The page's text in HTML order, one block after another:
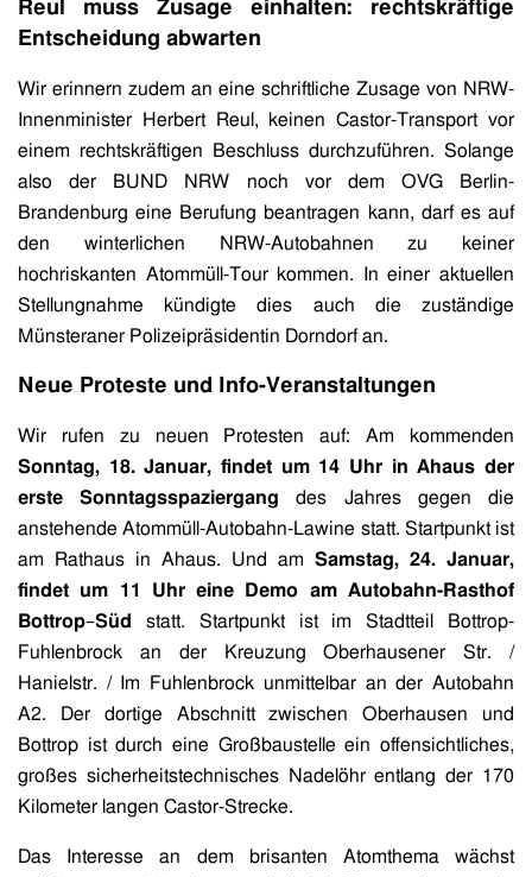
Reul muss Zusage einhalten: rechtskräftige
Entscheidung abwarten
Wir erinnern zudem an eine schriftliche Zusage von NRW-
Innenminister Herbert Reul, keinen Castor-Transport vor
einem rechtskräftigen Beschluss durchzuführen. Solange
also der BUND NRW noch vor dem OVG Berlin-
Brandenburg eine Berufung beantragen kann, darf es auf
den winterlichen NRW-Autobahnen zu keiner
hochriskanten Atommüll-Tour kommen. In einer aktuellen
Stellungnahme kündigte dies auch die zuständige
Münsteraner Polizeipräsidentin Dorndorf an.
Neue Proteste und Info-Veranstaltungen
Wir rufen zu neuen Protesten auf: Am kommenden
Sonntag, 18. Januar, findet um 14 Uhr in Ahaus der
erste Sonntagsspaziergang des Jahres gegen die
anstehende Atommüll-Autobahn-Lawine statt. Startpunkt ist
am Rathaus in Ahaus. Und am Samstag, 24. Januar,
findet um 11 Uhr eine Demo am Autobahn-Rasthof
Bottrop–Süd statt. Startpunkt ist im Stadtteil Bottrop-
Fuhlenbrock an der Kreuzung Oberhausener Str. /
Hanielstr. / Im Fuhlenbrock unmittelbar an der Autobahn
A2. Der dortige Abschnitt zwischen Oberhausen und
Bottrop ist durch eine Großbaustelle ein offensichtliches,
großes sicherheitstechnisches Nadelöhr entlang der 170
Kilometer langen Castor-Strecke.
Das Interesse an dem brisanten Atomthema wächst